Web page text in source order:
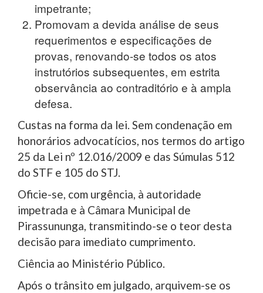
impetrante;
Promovam a devida análise de seus
requerimentos e especificações de
provas, renovando-se todos os atos
instrutórios subsequentes, em estrita
observância ao contraditório e à ampla
defesa.
Custas na forma da lei. Sem condenação em
honorários advocatícios, nos termos do artigo
25 da Lei nº 12.016/2009 e das Súmulas 512
do STF e 105 do STJ.
Oficie-se, com urgência, à autoridade
impetrada e à Câmara Municipal de
Pirassununga, transmitindo-se o teor desta
decisão para imediato cumprimento.
Ciência ao Ministério Público.
Após o trânsito em julgado, arquivem-se os